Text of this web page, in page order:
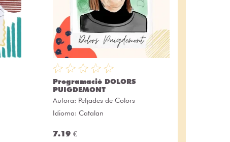
Programació DOLORS
PUIGDEMONT
Autora: Petjades de Colors
Idioma: Catalan
7.19 €